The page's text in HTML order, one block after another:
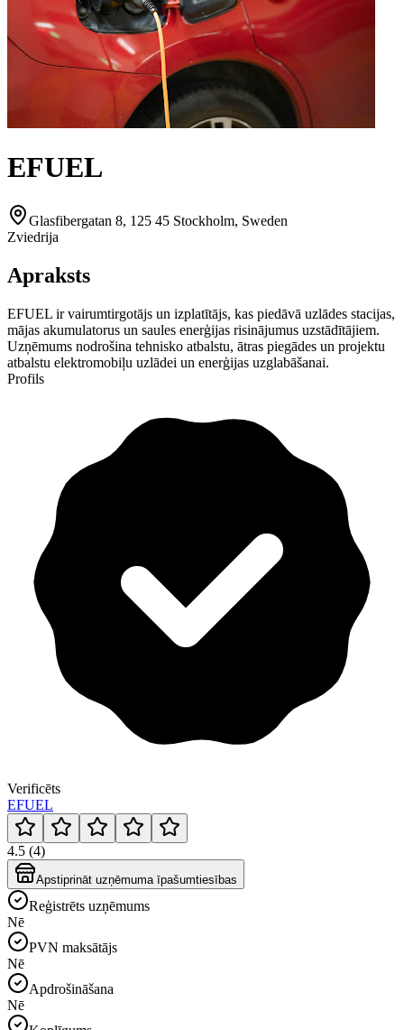
EFUEL
Glasfibergatan 8, 125 45 Stockholm, Sweden
Zviedrija
Apraksts
EFUEL ir vairumtirgotājs un izplatītājs, kas piedāvā uzlādes stacijas,
mājas akumulatorus un saules enerģijas risinājumus uzstādītājiem.
Uzņēmums nodrošina tehnisko atbalstu, ātras piegādes un projektu
atbalstu elektromobiļu uzlādei un enerģijas uzglabāšanai.
Profils
Verificēts
EFUEL
4.5 (4)
Apstiprināt uzņēmuma īpašumtiesības
Reģistrēts uzņēmums
Nē
PVN maksātājs
Nē
Apdrošināšana
Nē